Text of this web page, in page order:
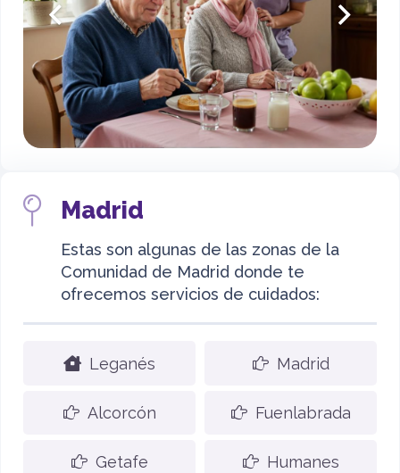
Madrid
Estas son algunas de las zonas de la
Comunidad de Madrid donde te
ofrecemos servicios de cuidados:
Leganés
Alcorcón
Getafe
Madrid
Fuenlabrada
Humanes